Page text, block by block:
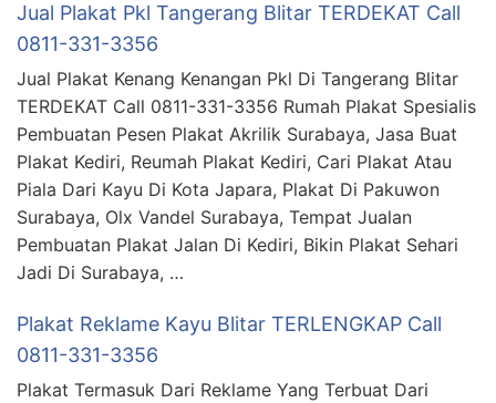
Jual Plakat Pkl Tangerang Blitar TERDEKAT Call
0811-331-3356
Jual Plakat Kenang Kenangan Pkl Di Tangerang Blitar
TERDEKAT Call 0811-331-3356 Rumah Plakat Spesialis
Pembuatan Pesen Plakat Akrilik Surabaya, Jasa Buat
Plakat Kediri, Reumah Plakat Kediri, Cari Plakat Atau
Piala Dari Kayu Di Kota Japara, Plakat Di Pakuwon
Surabaya, Olx Vandel Surabaya, Tempat Jualan
Pembuatan Plakat Jalan Di Kediri, Bikin Plakat Sehari
Jadi Di Surabaya, …
Plakat Reklame Kayu Blitar TERLENGKAP Call
0811-331-3356
Plakat Termasuk Dari Reklame Yang Terbuat Dari